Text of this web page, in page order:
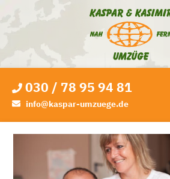
030 / 78 95 94 81
info@kaspar-umzuege.de